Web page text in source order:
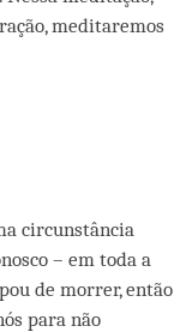
meditaremos
circunstância
– em toda a
de morrer, então
para não